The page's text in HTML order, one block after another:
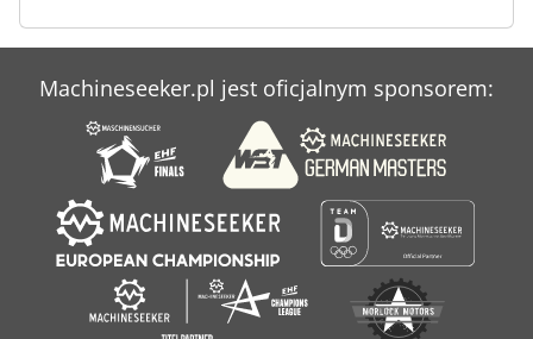
Machineseeker.pl jest oficjalnym sponsorem: